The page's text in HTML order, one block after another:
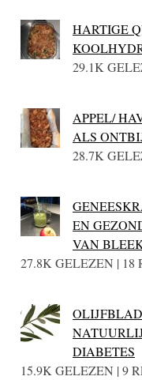
HARTIGE
29.1K
APPEL/
ALS
28.7K
EN
VAN
27.8K GELEZEN | 18
DIABETES
15.9K GELEZEN | 9